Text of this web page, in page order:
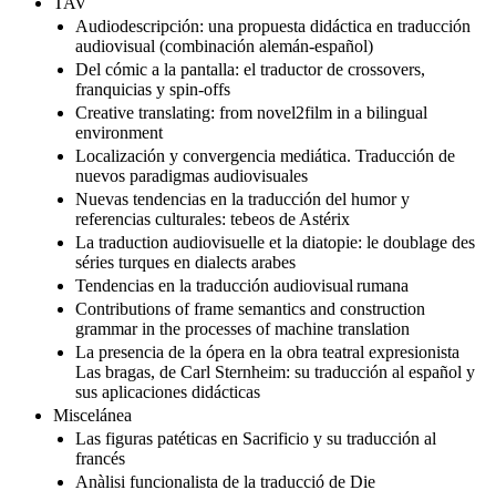
TAV
Audiodescripción: una propuesta didáctica en traducción
audiovisual (combinación alemán-español)
Del cómic a la pantalla: el traductor de crossovers,
franquicias y spin-offs
Creative translating: from novel2film in a bilingual
environment
Localización y convergencia mediática. Traducción de
nuevos paradigmas audiovisuales
Nuevas tendencias en la traducción del humor y
referencias culturales: tebeos de Astérix
La traduction audiovisuelle et la diatopie: le doublage des
séries turques en dialects arabes
Tendencias en la traducción audiovisual rumana
Contributions of frame semantics and construction
grammar in the processes of machine translation
La presencia de la ópera en la obra teatral expresionista
Las bragas, de Carl Sternheim: su traducción al español y
sus aplicaciones didácticas
Miscelánea
Las figuras patéticas en Sacrificio y su traducción al
francés